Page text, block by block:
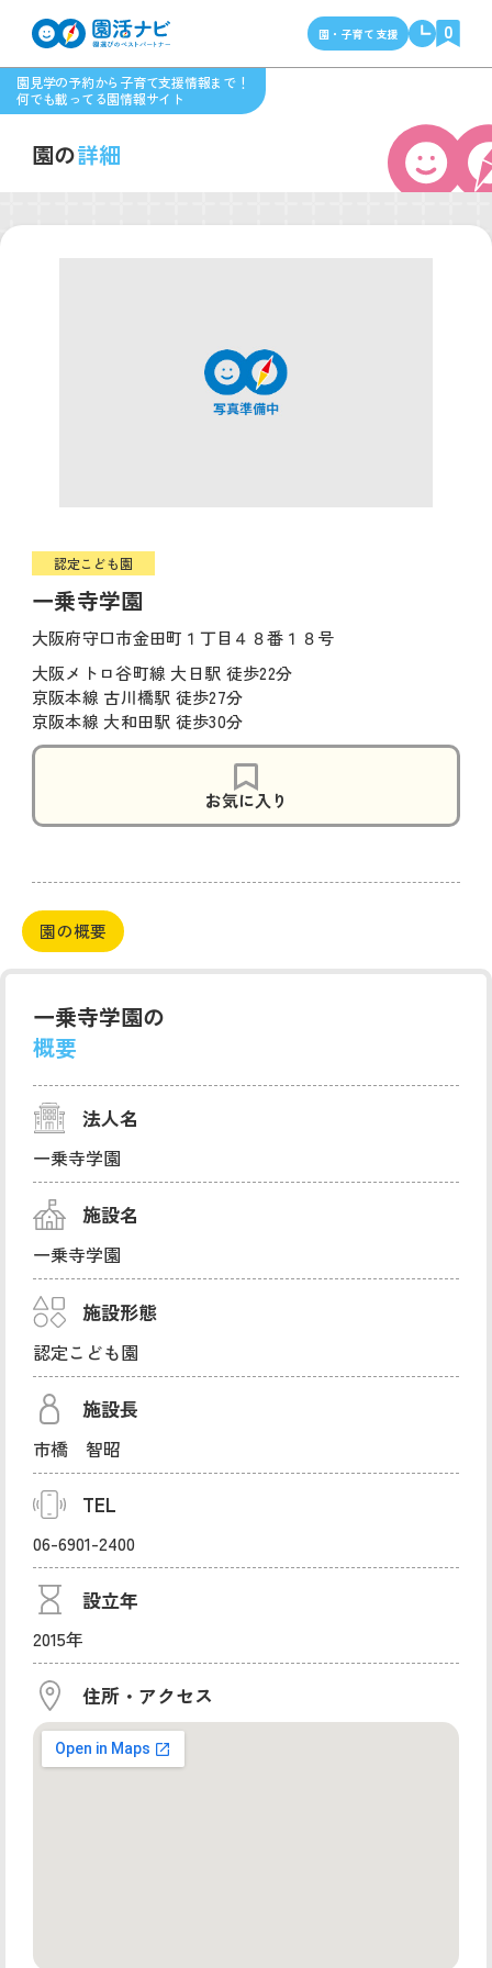
園見学の予約から子育て支援情報まで！
何でも載ってる園情報サイト
園・子育て支援 0
園の詳細
一乗寺学園
認定こども園
大阪府守口市金田町１丁目４８番１８号
大阪メトロ谷町線 大日駅 徒歩22分
京阪本線 古川橋駅 徒歩27分
京阪本線 大和田駅 徒歩30分
お気に入り
園の概要
一乗寺学園の
概要
法人名
一乗寺学園
施設名
一乗寺学園
施設形態
認定こども園
施設長
市橋 智昭
TEL
06-6901-2400
設立年
2015年
住所・アクセス